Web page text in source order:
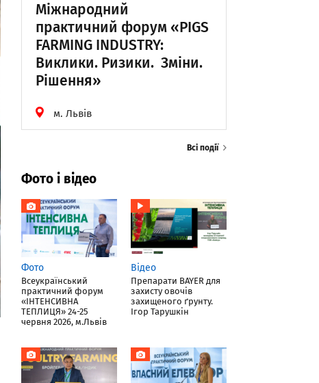
Міжнародний
практичний форум «PIGS
FARMING INDUSTRY:
Виклики. Ризики. Зміни.
Рішення»
м. Львів
Всі події
Фото і відео
Фото
Всеукраїнський
практичний форум
«ІНТЕНСИВНА
ТЕПЛИЦЯ» 24-25
червня 2026, м.Львів
Відео
Препарати BAYER для
захисту овочів
захищеного ґрунту.
Ігор Тарушкін